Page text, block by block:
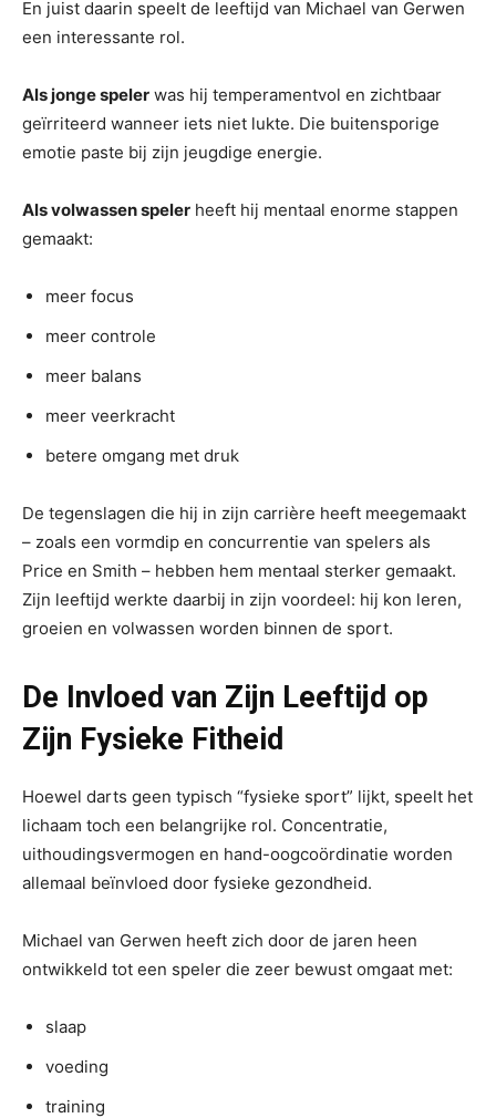
En juist daarin speelt de leeftijd van Michael van Gerwen
een interessante rol.
Als jonge speler was hij temperamentvol en zichtbaar
geïrriteerd wanneer iets niet lukte. Die buitensporige
emotie paste bij zijn jeugdige energie.
Als volwassen speler heeft hij mentaal enorme stappen
gemaakt:
meer focus
meer controle
meer balans
meer veerkracht
betere omgang met druk
De tegenslagen die hij in zijn carrière heeft meegemaakt
– zoals een vormdip en concurrentie van spelers als
Price en Smith – hebben hem mentaal sterker gemaakt.
Zijn leeftijd werkte daarbij in zijn voordeel: hij kon leren,
groeien en volwassen worden binnen de sport.
De Invloed van Zijn Leeftijd op
Zijn Fysieke Fitheid
Hoewel darts geen typisch “fysieke sport” lijkt, speelt het
lichaam toch een belangrijke rol. Concentratie,
uithoudingsvermogen en hand-oogcoördinatie worden
allemaal beïnvloed door fysieke gezondheid.
Michael van Gerwen heeft zich door de jaren heen
ontwikkeld tot een speler die zeer bewust omgaat met:
slaap
voeding
training